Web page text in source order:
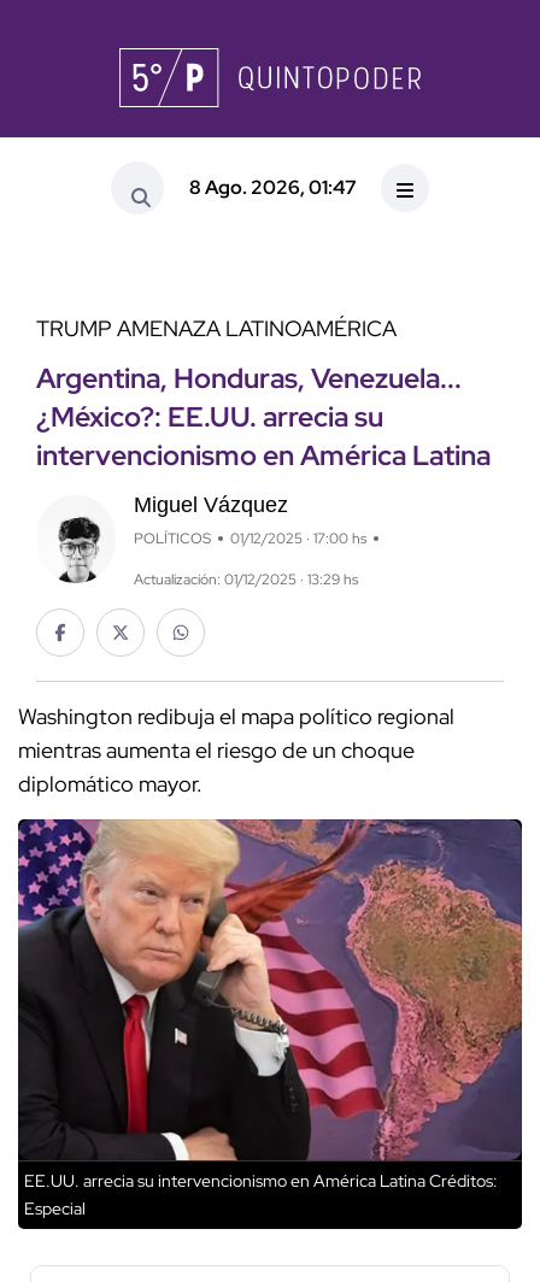
8 Ago. 2026, 01:47
TRUMP AMENAZA LATINOAMÉRICA
Argentina, Honduras, Venezuela...
¿México?: EE.UU. arrecia su
intervencionismo en América Latina
Miguel Vázquez
POLÍTICOS 01/12/2025 · 17:00 hs
Actualización: 01/12/2025 · 13:29 hs
Washington redibuja el mapa político regional
mientras aumenta el riesgo de un choque
diplomático mayor.
EE.UU. arrecia su intervencionismo en América LatinaCréditos:
Especial